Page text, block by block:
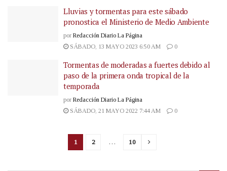
Lluvias y tormentas para este sábado
pronostica el Ministerio de Medio Ambiente
por Redacción Diario La Página
SÁBADO, 13 MAYO 2023 6:50 AM
0
Tormentas de moderadas a fuertes debido al
paso de la primera onda tropical de la
temporada
por Redacción Diario La Página
SÁBADO, 21 MAYO 2022 7:44 AM
0
1 2 … 10